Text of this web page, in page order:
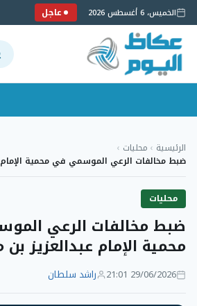
الخميس، 6 أغسطس 2026 عاجل
إلى
المحتوى
الرئيسية › محليات ›
ضبط مخالفات الرعي الموسمي في محمية الإمام
محليات
ضبط مخالفات الرعي
محمية الإمام عبدالعزيز
29/06/2026 21:01 راشد سلطان